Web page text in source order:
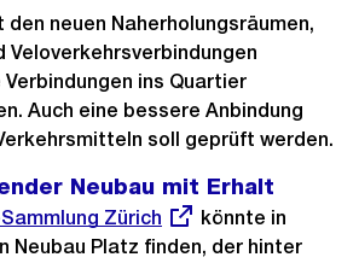
den neuen Naherholungsräumen,
Veloverkehrsverbindungen
ins Quartier
Auch eine bessere Anbindung
soll geprüft werden.
Neubau mit Erhalt
Zürich
könnte in
Neubau Platz finden, der hinter